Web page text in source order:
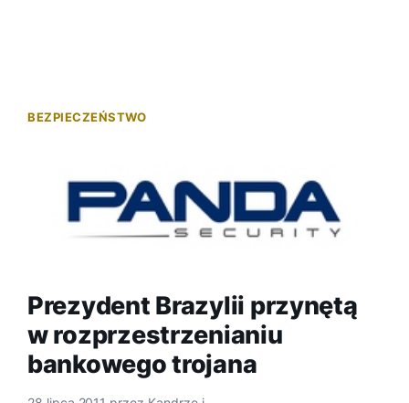
BEZPIECZEŃSTWO
Prezydent Brazylii przynętą
w rozprzestrzenianiu
bankowego trojana